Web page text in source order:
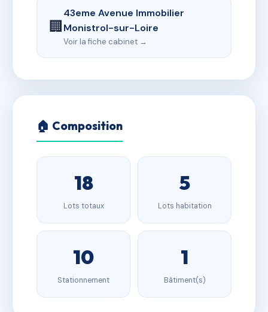
🏢
43eme Avenue Immobilier
Monistrol-sur-Loire
Voir la fiche cabinet →
🏠 Composition
18
Lots totaux
5
Lots habitation
10
Stationnement
1
Bâtiment(s)